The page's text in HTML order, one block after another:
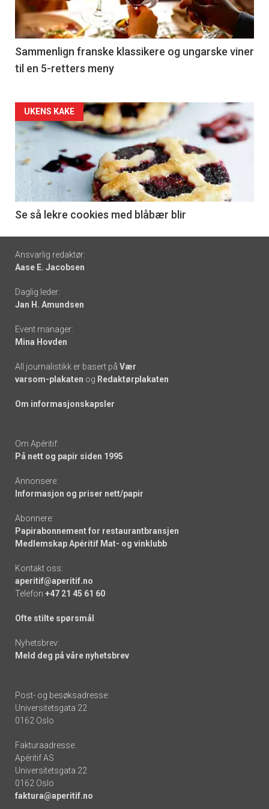
-
5
Sammenlign franske klassikere og ungarske viner
til en 5-retters meny
Forsiden
akkurat
nå
6
UKENS KAKE
Se så lekre cookies med blåbær blir
Footer
-
links
Ansvarlig redaktør:
Aase E. Jacobsen
Daglig leder:
Jan H. Amundsen
Event manager:
Mina Hovden
All journalistikk er basert på Vær
varsom-plakaten og Redaktørplakaten
Om informasjonskapsler
Om Apéritif:
På nett og papir siden 1995
Annonsere:
Informasjon og priser nett/papir
Abonnere:
Papirabonnement for restaurantbransjen
Medlemskap Apéritif Mat- og vinklubb
Kontakt oss:
aperitif@aperitif.no
Telefon +47 21 45 61 60
Ofte stilte spørsmål
Nyhetsbrev:
Meld deg på våre nyhetsbrev
Post- og besøksadresse:
Universitetsgata 22
0162 Oslo
Fakturaadresse:
Apéritif AS
Universitetsgata 22
0162 Oslo
faktura@aperitif.no